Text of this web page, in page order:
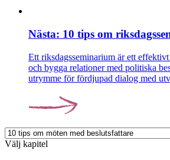
Nästa: 10 tips om
Ett riksdagsseminarium är ett
och bygga relationer med politiska
utrymme för fördjupad dialog med
Välj kapitel